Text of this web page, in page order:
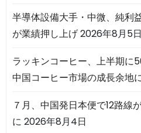
半導体設備大手・中微、純
が業績押し上げ2026年8月5日
ラッキンコーヒー、上半期
中国コーヒー市場の成長余地
７月、中国発日本便で12路線
に 2026年8月4日